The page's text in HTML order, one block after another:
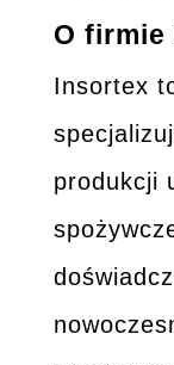
O
Insortex
produkcji